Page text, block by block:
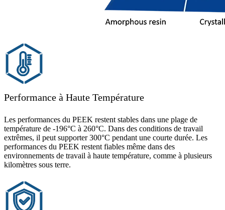
Performance à Haute Température
Les performances du PEEK restent stables dans une plage de
température de -196°C à 260°C. Dans des conditions de travail
extrêmes, il peut supporter 300°C pendant une courte durée. Les
performances du PEEK restent fiables même dans des
environnements de travail à haute température, comme à plusieurs
kilomètres sous terre.